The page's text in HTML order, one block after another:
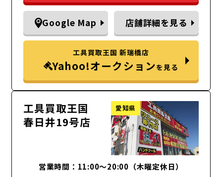
Google Map 店舗詳細を見る
工具買取王国 新瑞橋店
Yahoo!オークションを見る
工具買取王国
春日井19号店
愛知県
営業時間：11:00～20:00（木曜定休日）